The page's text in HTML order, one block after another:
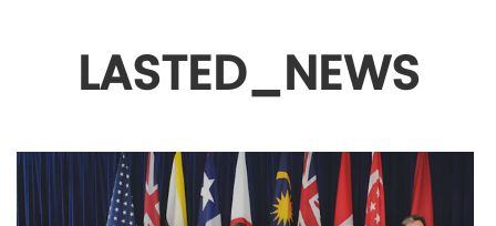
LASTED_NEWS